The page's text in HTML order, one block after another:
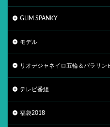
GLIM SPANKY
モデル
リオデジャネイロ五輪＆パラリン
テレビ番組
福袋2018